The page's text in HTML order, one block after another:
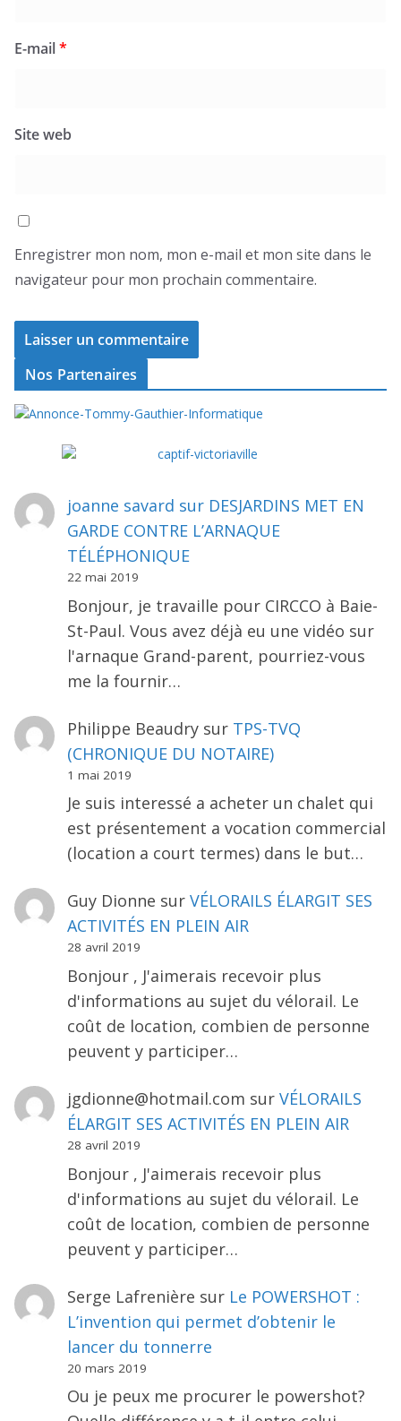
E-mail*
Site web
Enregistrer mon nom, mon e-mail et mon site dans le
navigateur pour mon prochain commentaire.
Nos Partenaires
joanne savard sur DESJARDINS MET EN
GARDE CONTRE L’ARNAQUE
TÉLÉPHONIQUE
22 mai 2019
Bonjour, je travaille pour CIRCCO à Baie-
St-Paul. Vous avez déjà eu une vidéo sur
l'arnaque Grand-parent, pourriez-vous
me la fournir…
Philippe Beaudrysur TPS-TVQ
(CHRONIQUE DU NOTAIRE)
1 mai 2019
Je suis interessé a acheter un chalet qui
est présentement a vocation commercial
(location a court termes) dans le but…
Guy Dionne sur VÉLORAILS ÉLARGIT SES
ACTIVITÉS EN PLEIN AIR
28 avril 2019
Bonjour , J'aimerais recevoir plus
d'informations au sujet du vélorail. Le
coût de location, combien de personne
peuvent y participer…
jgdionne@hotmail.com sur VÉLORAILS
ÉLARGIT SES ACTIVITÉS EN PLEIN AIR
28 avril 2019
Bonjour , J'aimerais recevoir plus
d'informations au sujet du vélorail. Le
coût de location, combien de personne
peuvent y participer…
Serge Lafrenière sur Le POWERSHOT :
L’invention qui permet d’obtenir le
lancer du tonnerre
20 mars 2019
Ou je peux me procurer le powershot?